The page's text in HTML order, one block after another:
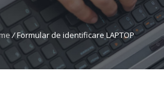
/Formular de identificare LAPTOP